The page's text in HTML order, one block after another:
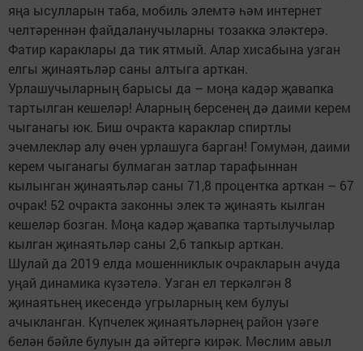
яңа ысулларын таба, мобиль элемтә һәм интернет
челтәреннән файдаланучыларны тозакка эләктерә.
Фатир караклары да тик ятмый. Алар хисабына узган
елгы җинаятьләр саны алтыга арткан.
Урлашучыларның барысы да – моңа кадәр җавапка
тартылган кешеләр! Аларның берсенең дә даими керем
чыганагы юк. Биш очракта караклар спиртлы
эчемлекләр алу өчен урлашуга барган! Гомумән, даими
керем чыганагы булмаган затлар тарафыннан
кылынган җинаятьләр саны 71,8 процентка арткан – 67
очрак! 52 очракта законны элек тә җинаять кылган
кешеләр бозган. Моңа кадәр җавапка тартылучылар
кылган җинаятьләр саны 2,6 тапкыр арткан.
Шулай да 2019 елда мошенниклык очракларын ачуда
уңай динамика күзәтелә. Узган ел теркәлгән 8
җинаятьнең икесендә угрыларның кем булуы
ачыкланган. Күпчелек җинаятьләрнең район үзәге
белән бәйле булуын да әйтергә кирәк. Мөслим авыл